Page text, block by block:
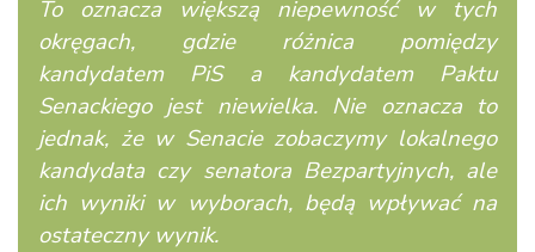
To oznacza większą niepewność w tych
okręgach, gdzie różnica pomiędzy
kandydatem PiS a kandydatem Paktu
Senackiego jest niewielka. Nie oznacza to
jednak, że w Senacie zobaczymy lokalnego
kandydata czy senatora Bezpartyjnych, ale
ich wyniki w wyborach, będą wpływać na
ostateczny wynik.